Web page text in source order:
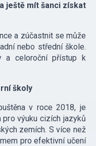
ještě mít šanci získat
a zúčastnit se může
nebo střední škole.
a celoroční přístup k
školy
v roce 2018, je
výuku cizích jazyků
zemích. S více než
pro efektivní učení